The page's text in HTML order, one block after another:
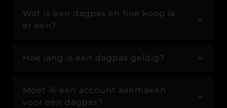
Wat is een dagpas en hoe koop ik
er een?
Hoe lang is een dagpas geldig?
Moet ik een account aanmaken
voor een dagpas?